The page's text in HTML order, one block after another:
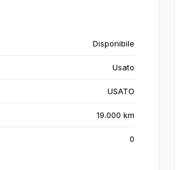
Disponibile
Usato
USATO
19.000 km
0